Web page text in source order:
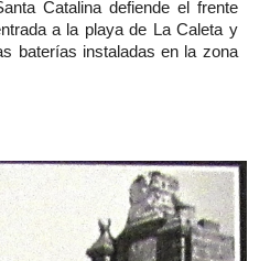
Catalina defiende el frente
a la playa de La Caleta y
baterías instaladas en la zona